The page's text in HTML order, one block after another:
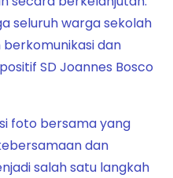
seluruh warga sekolah
dan
SD Joannes Bosco
foto bersama yang
dan
salah satu langkah